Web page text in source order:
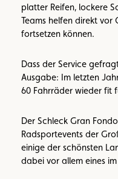
platter Reifen, lockere
Teams helfen direkt vor
fortsetzen können.
Dass der Service
Ausgabe: Im letzten
60 Fahrräder wieder fit
Der Schleck Gran
Radsportevents der
einige der schönsten
dabei vor allem eines